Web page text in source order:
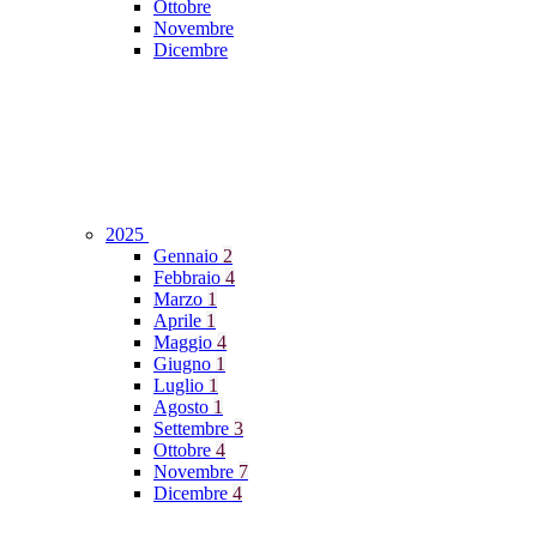
Ottobre
Novembre
Dicembre
2025
Gennaio 2
Febbraio 4
Marzo 1
Aprile 1
Maggio 4
Giugno 1
Luglio 1
Agosto 1
Settembre 3
Ottobre 4
Novembre 7
Dicembre 4